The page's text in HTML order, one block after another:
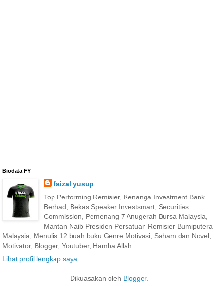
Biodata FY
faizal yusup
Top Performing Remisier, Kenanga Investment Bank
Berhad, Bekas Speaker Investsmart, Securities
Commission, Pemenang 7 Anugerah Bursa Malaysia,
Mantan Naib Presiden Persatuan Remisier Bumiputera
Malaysia, Menulis 12 buah buku Genre Motivasi, Saham dan Novel,
Motivator, Blogger, Youtuber, Hamba Allah.
Lihat profil lengkap saya
Dikuasakan oleh Blogger.